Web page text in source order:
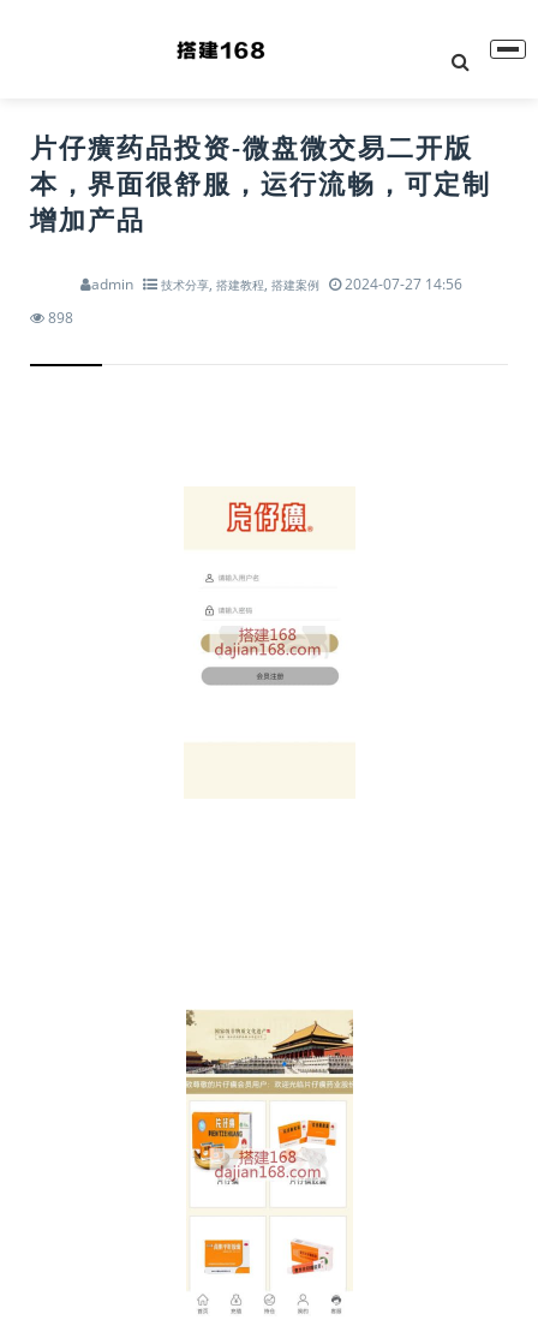
片仔癀药品投资-微盘微交易二开版
本，界面很舒服，运行流畅，可定制
增加产品
admin 技术分享, 搭建教程, 搭建案例
2024-07-27 14:56
898